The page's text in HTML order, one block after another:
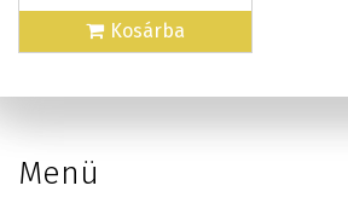
Kosárba
Menü